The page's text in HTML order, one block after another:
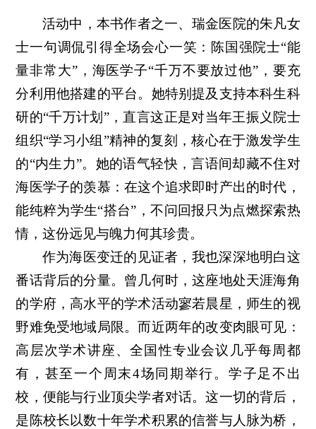
活动中，本书作者之一、瑞金医院的朱凡女
士一句调侃引得全场会心一笑：陈国强院士“能
量非常大”，海医学子“千万不要放过他”，要充
分利用他搭建的平台。她特别提及支持本科生科
研的“千万计划”，直言这正是对当年王振义院士
组织“学习小组”精神的复刻，核心在于激发学生
的“内生力”。她的语气轻快，言语间却藏不住对
海医学子的羡慕：在这个追求即时产出的时代，
能纯粹为学生“搭台”，不问回报只为点燃探索热
情，这份远见与魄力何其珍贵。
作为海医变迁的见证者，我也深深地明白这
番话背后的分量。曾几何时，这座地处天涯海角
的学府，高水平的学术活动寥若晨星，师生的视
野难免受地域局限。而近两年的改变肉眼可见：
高层次学术讲座、全国性专业会议几乎每周都
有，甚至一个周末4场同期举行。学子足不出
校，便能与行业顶尖学者对话。这一切的背后，
是陈校长以数十年学术积累的信誉与人脉为桥，